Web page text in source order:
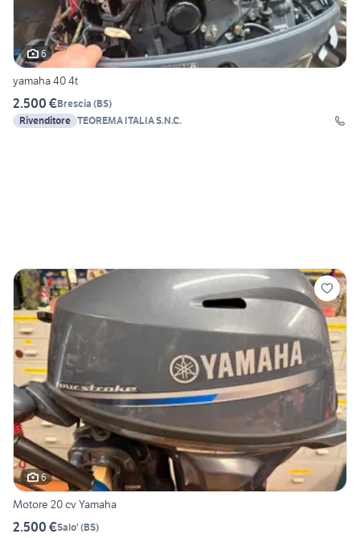
6
yamaha 40 4t
2.500 €Brescia (BS)
Rivenditore TEOREMA ITALIA S.N.C.
6
Motore 20 cv Yamaha
2.500 €Salo' (BS)